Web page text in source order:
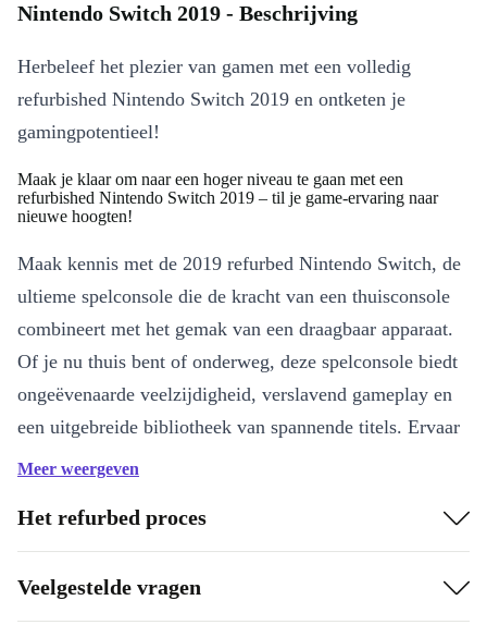
Nintendo Switch 2019 - Beschrijving
Herbeleef het plezier van gamen met een volledig
refurbished Nintendo Switch 2019 en ontketen je
gamingpotentieel!
Maak je klaar om naar een hoger niveau te gaan met een
refurbished Nintendo Switch 2019 – til je game-ervaring naar
nieuwe hoogten!
Maak kennis met de 2019 refurbed Nintendo Switch, de
ultieme spelconsole die de kracht van een thuisconsole
combineert met het gemak van een draagbaar apparaat.
Of je nu thuis bent of onderweg, deze spelconsole biedt
ongeëvenaarde veelzijdigheid, verslavend gameplay en
een uitgebreide bibliotheek van spannende titels. Ervaar
eindeloos plezier en dompel jezelf onder in een wereld
Switch 2019.
Switch 2019?
Veelzijdigheid herdefinieerd:De 2019 refurbed Nintendo
Meer weergeven
Het refurbed proces
Veelgestelde vragen